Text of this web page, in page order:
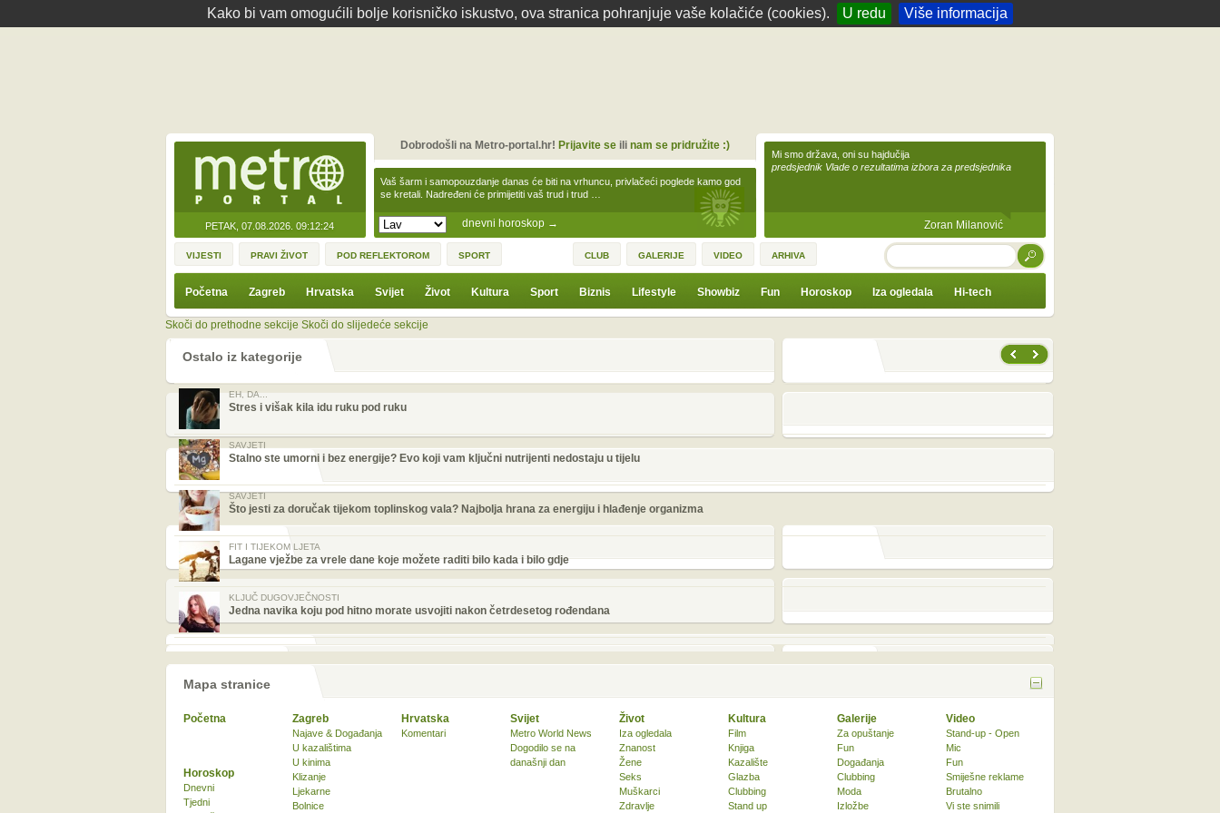
Kako bi vam omogućili bolje korisničko iskustvo, ova stranica pohranjuje vaše kolačiće (cookies). U redu Više informacija
PETAK, 07.08.2026. 09:12:24 dnevni horoskop →
Vaš šarm i samopouzdanje danas će biti na vrhuncu, privlačeći poglede kamo god
se kretali. Nadređeni će primijetiti vaš trud i trud …
Dobrodošli na Metro-portal.hr! Prijavite seili nam se pridružite :)
Mi smo država, oni su hajdučija
predsjednik Vlade o rezultatima izbora za predsjednika
Zoran Milanović
VIJESTI PRAVI ŽIVOT POD REFLEKTOROM SPORT CLUB GALERIJE VIDEO ARHIVA TRAŽI
Početna Zagreb Hrvatska Svijet Život Kultura Sport Biznis Lifestyle Showbiz Fun Horoskop Iza ogledala Hi-tech
Skoči do prethodne sekcije Skoči do slijedeće sekcije
Ostalo iz kategorije
EH, DA...
Stres i višak kila idu ruku pod ruku
SAVJETI
Stalno ste umorni i bez energije? Evo koji vam ključni nutrijenti nedostaju u tijelu
SAVJETI
Što jesti za doručak tijekom toplinskog vala? Najbolja hrana za energiju i hlađenje organizma
FIT I TIJEKOM LJETA
Lagane vježbe za vrele dane koje možete raditi bilo kada i bilo gdje
KLJUČ DUGOVJEČNOSTI
Jedna navika koju pod hitno morate usvojiti nakon četrdesetog rođendana
Mapa stranice
Početna Zagreb
Najave & Događanja
U kazalištima
U kinima
Klizanje
Ljekarne
Bolnice
Hrvatska
Komentari
Svijet
Metro World News
Dogodilo se na
današnji dan
Život
Iza ogledala
Znanost
Žene
Seks
Muškarci
Zdravlje
Kultura
Film
Knjiga
Kazalište
Glazba
Clubbing
Stand up
Horoskop
Dnevni
Tjedni
Galerije
Za opuštanje
Fun
Događanja
Clubbing
Moda
Izložbe
Video
Stand-up - Open
Mic
Fun
Smiješne reklame
Brutalno
Vi ste snimili